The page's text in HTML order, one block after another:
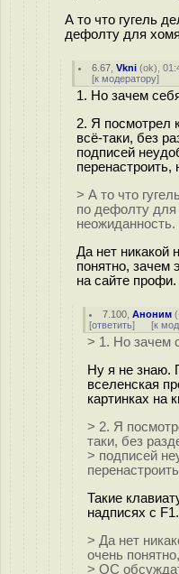
А то что гугель
дефолту для
6.67 ,Vkni (ok),
[к модератору]
1. Но зачем
2. Я посмотрел
всё-таки, без
подписей
перенастроить,
> А то что
по дефолту для
неожиданность.
Да нет никакой
понятно, зачем
на сайте профи.
7.100 ,Аноним (
[ответить] [к
> 1. Но зачем
Ну я не знаю.
вселенская
картинках на
> 2. Я
таки, без
> подписей
Такие
надписях с
> Да нет
очень
> ОС